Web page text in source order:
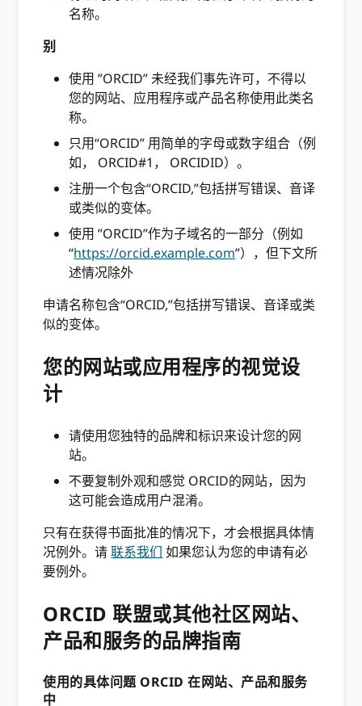
名称。
别
使用 ”ORCID” 未经我们事先许可，不得以
您的网站、应用程序或产品名称使用此类名
称。
只用“ORCID” 用简单的字母或数字组合（例
如， ORCID#1， ORCIDID）。
注册一个包含“ORCID,”包括拼写错误、音译
或类似的变体。
使用 ”ORCID”作为子域名的一部分（例如
“https://orcid.example.com”），但下文所
述情况除外
申请名称包含“ORCID,”包括拼写错误、音译或类
似的变体。
您的网站或应用程序的视觉设
计
请使用您独特的品牌和标识来设计您的网
站。
不要复制外观和感觉 ORCID的网站，因为
这可能会造成用户混淆。
只有在获得书面批准的情况下，才会根据具体情
况例外。请联系我们 如果您认为您的申请有必
要例外。
ORCID 联盟或其他社区网站、
产品和服务的品牌指南
使用的具体问题 ORCID 在网站、产品和服务
中